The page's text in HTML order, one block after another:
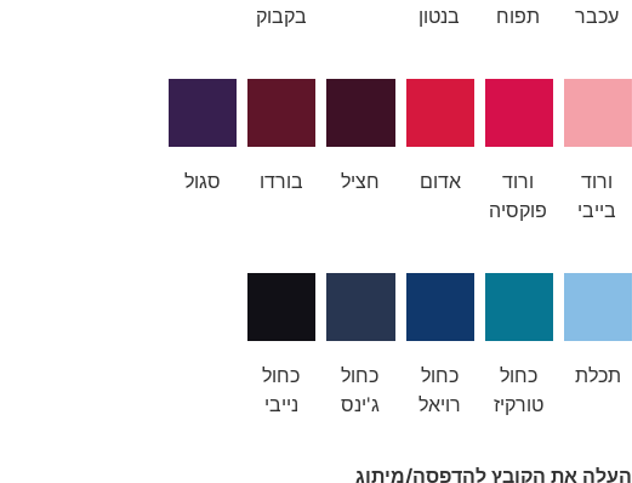
עכבר
תפוח
בנטון
בקבוק
ורוד
בייבי
ורוד
פוקסיה
אדום חציל בורדו סגול
תכלת
כחול
טורקיז
כחול
רויאל
כחול
ג'ינס
כחול
נייבי
העלה את הקובץ להדפסה/מיתוג